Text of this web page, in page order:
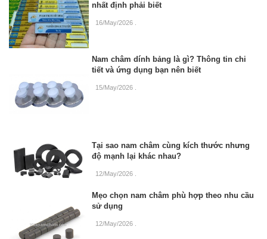
nhất định phải biết
16/May/2026
Nam châm dính bảng là gì? Thông tin chi
tiết và ứng dụng bạn nên biết
15/May/2026
Tại sao nam châm cùng kích thước nhưng
độ mạnh lại khác nhau?
12/May/2026
Mẹo chọn nam châm phù hợp theo nhu cầu
sử dụng
12/May/2026